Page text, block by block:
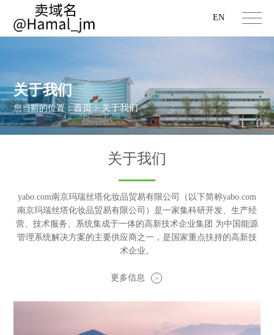
EN
关于我们
您当前的位置：首页>关于我们
关于我们
yabo.com南京玛瑞丝塔化妆品贸易有限公司（以下简称yabo.com
南京玛瑞丝塔化妆品贸易有限公司）是一家集科研开发、生产经
营、技术服务、系统集成于一体的高新技术企业集团 为中国能源
管理系统解决方案的主要供应商之一，是国家重点扶持的高新技
术企业。
更多信息 >